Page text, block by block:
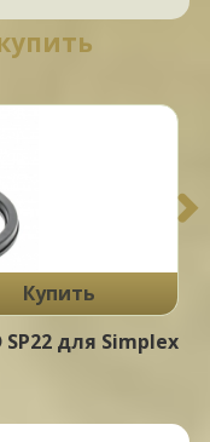
Купить
для Simplex